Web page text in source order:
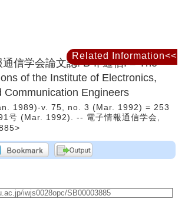
通信学会論文誌. B-I, 通信I = The
of the Institute of Electronics,
Communication Engineers
1989)-v. 75, no. 3 (Mar. 1992) = 253
号 (Mar. 1992). -- 電子情報通信学会,
Related Information<<